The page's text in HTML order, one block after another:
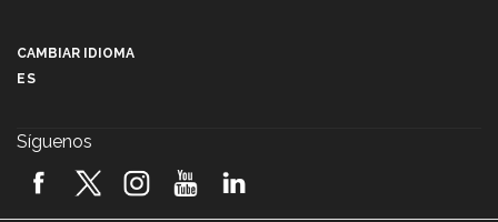
2026! (video)
CAMBIAR IDIOMA
ES
Síguenos